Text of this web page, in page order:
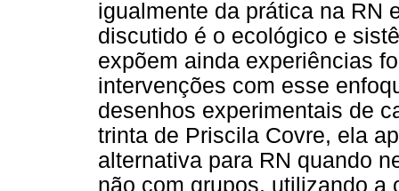
igualmente da prática na RN
discutido é o ecológico e
expõem ainda experiências
intervenções com esse
desenhos experimentais de
trinta de Priscila Covre, ela
alternativa para RN quando
não com grupos, utilizando a